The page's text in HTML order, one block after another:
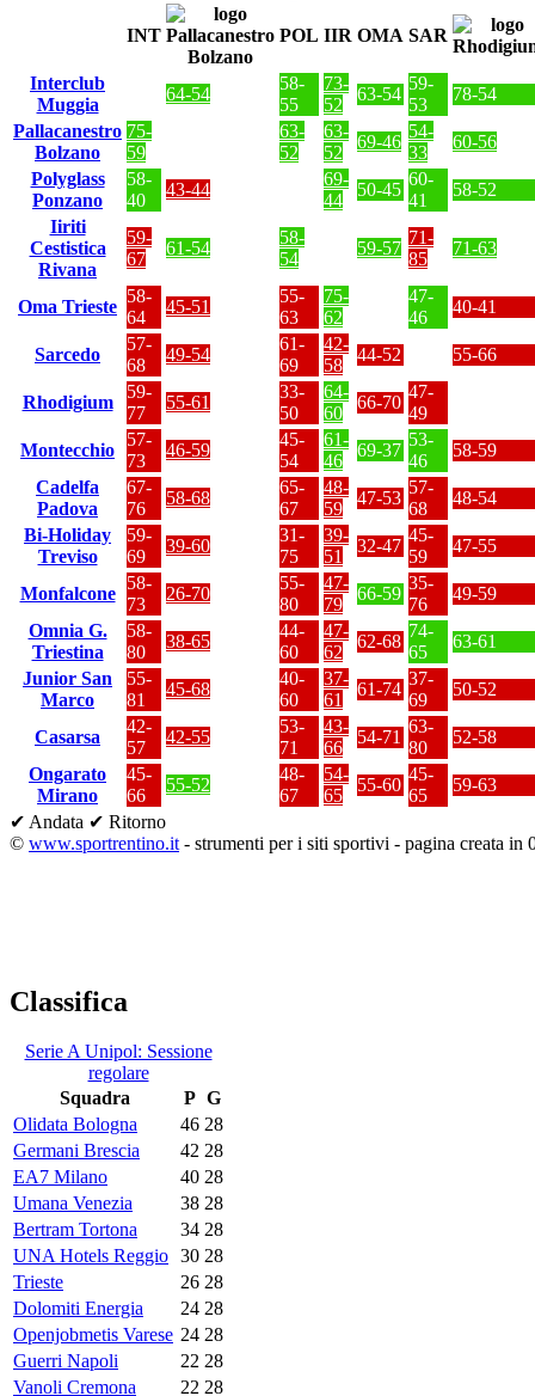
INT POL IIR OMA SAR
Interclub
Muggia
64-54
58-
55
73-
52
63-54
59-
53
78-54
Pallacanestro
Bolzano
75-
59
63-
52
63-
52
69-46
54-
33
60-56
Polyglass
Ponzano
58-
40
43-44
69-
44
50-45
60-
41
58-52
Iiriti
Cestistica
Rivana
59-
67
61-54
58-
54
59-57
71-
85
71-63
Oma Trieste
58-
64
45-51
55-
63
75-
62
47-
46
40-41
Sarcedo
57-
68
49-54
61-
69
42-
58
44-52 55-66
Rhodigium
59-
77
55-61
33-
50
64-
60
66-70
47-
49
Montecchio
57-
73
46-59
45-
54
61-
46
69-37
53-
46
58-59
Cadelfa
Padova
67-
76
58-68
65-
67
48-
59
47-53
57-
68
48-54
Bi-Holiday
Treviso
59-
69
39-60
31-
75
39-
51
32-47
45-
59
47-55
Monfalcone
58-
73
26-70
55-
80
47-
79
66-59
35-
76
49-59
Omnia G.
Triestina
58-
80
38-65
44-
60
47-
62
62-68
74-
65
63-61
Junior San
Marco
55-
81
45-68
40-
60
37-
61
61-74
37-
69
50-52
Casarsa
42-
57
42-55
53-
71
43-
66
54-71
63-
80
52-58
Ongarato
Mirano
45-
66
55-52
48-
67
54-
65
55-60
45-
65
59-63
✔ Andata ✔ Ritorno
© www.sportrentino.it - strumenti per i siti sportivi - pagina creata in
Classifica
Serie A Unipol: Sessione
regolare
Squadra
P G
Olidata Bologna
46 28
Germani Brescia
42 28
EA7 Milano
40 28
Umana Venezia
38 28
Bertram Tortona
34 28
UNA Hotels Reggio 30 28
Trieste
26 28
Dolomiti Energia
24 28
Openjobmetis Varese 24 28
Guerri Napoli
22 28
Vanoli Cremona
22 28